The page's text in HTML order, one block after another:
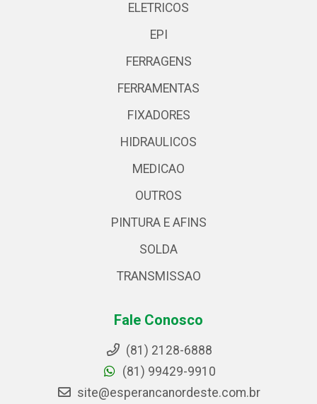
ELETRICOS
EPI
FERRAGENS
FERRAMENTAS
FIXADORES
HIDRAULICOS
MEDICAO
OUTROS
PINTURA E AFINS
SOLDA
TRANSMISSAO
Fale Conosco
(81) 2128-6888
(81) 99429-9910
site@esperancanordeste.com.br